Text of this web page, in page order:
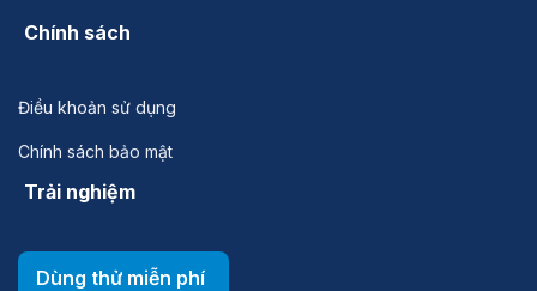
Chính sách
Điều khoản sử dụng
Chính sách bảo mật
Trải nghiệm
Dùng thử miễn phí